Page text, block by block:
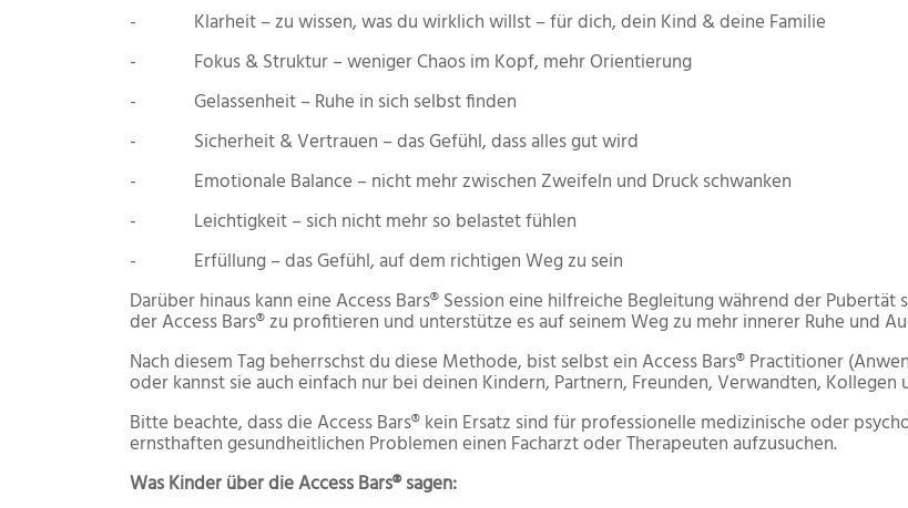
- Klarheit – zu wissen, was du wirklich willst – für dich, dein Kind & deine Familie
- Fokus & Struktur – weniger Chaos im Kopf, mehr Orientierung
- Gelassenheit – Ruhe in sich selbst finden
- Sicherheit & Vertrauen – das Gefühl, dass alles gut wird
- Emotionale Balance – nicht mehr zwischen Zweifeln und Druck schwanken
- Leichtigkeit – sich nicht mehr so belastet fühlen
- Erfüllung – das Gefühl, auf dem richtigen Weg zu sein
Darüber hinaus kann eine Access Bars® Session eine hilfreiche Begleitung während der
der Access Bars® zu profitieren und unterstütze es auf seinem Weg zu mehr innerer Ruhe und
Nach diesem Tag beherrschst du diese Methode, bist selbst ein Access Bars® Practitioner
oder kannst sie auch einfach nur bei deinen Kindern, Partnern, Freunden, Verwandten,
Bitte beachte, dass die Access Bars® kein Ersatz sind für professionelle medizinische oder
ernsthaften gesundheitlichen Problemen einen Facharzt oder Therapeuten aufzusuchen.
Was Kinder über die Access Bars® sagen: